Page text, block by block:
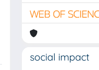
social impact